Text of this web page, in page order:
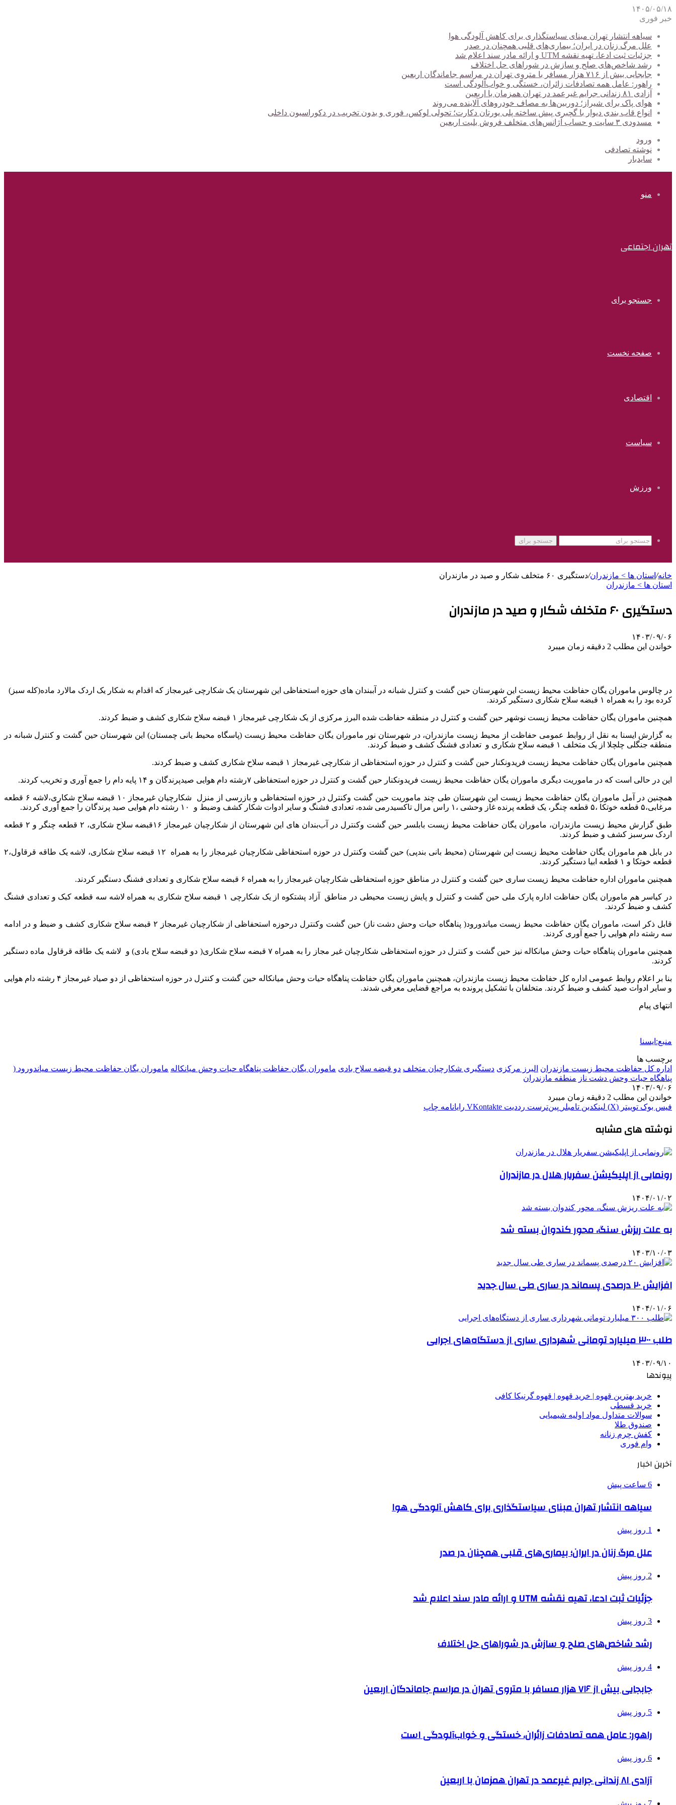
۱۴۰۵/۰۵/۱۸
خبر فوری
سیاهه انتشار تهران مبنای سیاستگذاری برای کاهش آلودگی هوا
علل مرگ زنان در ایران؛ بیماری‌های قلبی همچنان در صدر
جزئیات ثبت ادعا، تهیه نقشه UTM و ارائه مادر سند اعلام شد
رشد شاخص‌های صلح و سازش در شوراهای حل اختلاف
جابجایی بیش از ۷۱۶ هزار مسافر با متروی تهران در مراسم جاماندگان اربعین
راهور: عامل همه تصادفات زائران، خستگی و خواب‌آلودگی است
آزادی ۸۱ زندانی جرایم غیرعمد در تهران همزمان با اربعین
هوای پاک برای شیراز؛ دوربین‌ها به مصاف خودروهای آلاینده می‌روند
انواع قاب بندی دیوار با گچبری پیش ساخته پلی یورتان دکارت؛ تحولی لوکس، فوری و بدون تخریب در دکوراسیون داخلی
مسدودی ۳ سایت و حساب آژانس‌های متخلف فروش بلیت اربعین
ورود
نوشته تصادفی
سایدبار
منو
تهران اجتماعی
جستجو برای
صفحه نخست
اقتصادی
سیاست
ورزش
جستجو برای
خانه/ استان ها > مازندران/دستگیری ۶۰ متخلف شکار و صید در مازندران
استان ها > مازندران
دستگیری ۶۰ متخلف شکار و صید در مازندران
۱۴۰۳/۰۹/۰۶
خواندن این مطلب 2 دقیقه زمان میبرد
در چالوس ماموران یگان حفاظت محیط زیست این شهرستان حین گشت و کنترل شبانه در آببندان های حوزه استحفاظی این شهرستان یک شکارچی غیرمجاز که اقدام به شکار یک اردک مالارد ماده(کله سبز)
کرده بود را به همراه ۱ قبضه سلاح شکاری دستگیر کردند.
همچنین ماموران یگان حفاظت محیط زیست نوشهر حین گشت و کنترل در منطقه حفاظت شده البرز مرکزی از یک شکارچی غیرمجاز ۱ قبضه سلاح شکاری کشف و ضبط کردند.
به گزارش ایسنا به نقل از روابط عمومی حفاظت از محیط زیست مازندران، در شهرستان نور ماموران یگان حفاظت محیط زیست (پاسگاه محیط بانی چمستان) این شهرستان حین گشت و کنترل شبانه در
منطقه جنگلی چلچلا از یک متخلف ۱ قبضه سلاح شکاری و تعدادی فشنگ کشف و ضبط کردند.
همچنین ماموران یگان حفاظت محیط زیست فریدونکنار حین گشت و کنترل در حوزه استحفاظی از شکارچی غیرمجاز ۱ قبضه سلاح شکاری کشف و ضبط کردند.
این در حالی است که در ماموریت دیگری ماموران یگان حفاظت محیط زیست فریدونکنار حین گشت و کنترل در حوزه استحفاظی ۷رشته دام هوایی صیدپرندگان و ۱۴ پایه دام را جمع آوری و تخریب کردند.
همچنین در آمل ماموران یگان حفاظت محیط زیست این شهرستان طی چند ماموریت حین گشت وکنترل در حوزه استحفاظی و بازرسی از منزل شکارچیان غیرمجاز ۱۰ قبضه سلاح شکاری،لاشه ۶ قطعه
مرغابی،۵ قطعه خوتکا ،۵ قطعه چنگر، یک قطعه پرنده غاز وحشی ،۱ راس مرال تاکسیدرمی شده، تعدادی فشنگ و سایر ادوات شکار کشف وضبط و ۱۰ رشته دام هوایی صید پرندگان را جمع آوری کردند.
طبق گزارش محیط زیست مازندران، ماموران یگان حفاظت محیط زیست بابلسر حین گشت وکنترل در آب‌بندان های این شهرستان از شکارچیان غیرمجاز ۱۶قبضه سلاح شکاری، ۲ قطعه چنگر و ۲ قطعه
اردک سرسبز کشف و ضبط کردند.
در بابل هم ماموران یگان حفاظت محیط زیست این شهرستان (محیط بانی بندپی) حین گشت وکنترل در حوزه استحفاظی شکارچیان غیرمجاز را به همراه ۱۲ قبضه سلاح شکاری، لاشه یک طاقه قرقاول،۲
قطعه خوتکا و ۱ قطعه ابیا دستگیر کردند.
همچنین ماموران اداره حفاظت محیط زیست ساری حین گشت و کنترل در مناطق حوزه استحفاظی شکارچیان غیرمجاز را به همراه ۶ قبضه سلاح شکاری و تعدادی فشنگ دستگیر کردند.
در کیاسر هم ماموران یگان حفاظت اداره پارک ملی حین گشت و کنترل و پایش زیست محیطی در مناطق آزاد پشتکوه از یک شکارچی ۱ قبضه سلاح شکاری به همراه لاشه سه قطعه کبک و تعدادی فشنگ
کشف و ضبط کردند.
قابل ذکر است، ماموران یگان حفاظت محیط زیست میاندورود( پناهگاه حیات وحش دشت ناز) حین گشت وکنترل درحوزه استحفاظی از شکارچیان غیرمجاز ۲ قبضه سلاح شکاری کشف و ضبط و در ادامه
سه رشته دام هوایی را جمع آوری کردند.
همچنین ماموران پناهگاه حیات وحش میانکاله نیز حین گشت و کنترل در حوزه استحفاظی شکارچیان غیر مجاز را به همراه ۷ قبضه سلاح شکاری( دو قبضه سلاح بادی) و لاشه یک طاقه قرقاول ماده دستگیر
کردند.
بنا بر اعلام روابط عمومی اداره کل حفاظت محیط زیست مازندران، همچنین ماموران یگان حفاظت پناهگاه حیات وحش میانکاله حین گشت و کنترل در حوزه استحفاظی از دو صیاد غیرمجاز ۴ رشته دام هوایی
و سایر ادوات صید کشف و ضبط کردند. متخلفان با تشکیل پرونده به مراجع قضایی معرفی شدند.
انتهای پیام
منبع:ایسنا
برچسب ها
اداره کل حفاظت محیط زیست مازندران البرز مرکزی دستگیری شکارچیان متخلف دو قبضه سلاح بادی ماموران یگان حفاظت پناهگاه حیات وحش میانکاله ماموران یگان حفاظت محیط زیست میاندورود (
پناهگاه حیات وحش دشت ناز منطقه مازندران
۱۴۰۳/۰۹/۰۶
خواندن این مطلب 2 دقیقه زمان میبرد
فیس بوک توییتر (X) لینکدین ‫تامبلر ‫پین‌ترست ‫رددیت ‫VKontakte رایانامه چاپ
نوشته های مشابه
رونمایی از اپلیکیشن سفریار هلال در مازندران
۱۴۰۴/۰۱/۰۲
به علت ریزش سنگ، محور کندوان بسته شد
۱۴۰۳/۱۰/۰۳
افزایش ۲۰ درصدی پسماند در ساری طی سال جدید
۱۴۰۴/۰۱/۰۶
طلب ۳۰۰ میلیارد تومانی شهرداری ساری از دستگاه‌های اجرایی
۱۴۰۳/۰۹/۱۰
پیوندها
خرید بهترین قهوه | خرید قهوه | قهوه گرنیکا کافی
خرید قسطی
سوالات متداول مواد اولیه شیمیایی
صندوق طلا
کفش چرم زنانه
وام فوری
آخرین اخبار
6 ساعت پیش
سیاهه انتشار تهران مبنای سیاستگذاری برای کاهش آلودگی هوا
1 روز پیش
علل مرگ زنان در ایران؛ بیماری‌های قلبی همچنان در صدر
2 روز پیش
جزئیات ثبت ادعا، تهیه نقشه UTM و ارائه مادر سند اعلام شد
3 روز پیش
رشد شاخص‌های صلح و سازش در شوراهای حل اختلاف
4 روز پیش
جابجایی بیش از ۷۱۶ هزار مسافر با متروی تهران در مراسم جاماندگان اربعین
5 روز پیش
راهور: عامل همه تصادفات زائران، خستگی و خواب‌آلودگی است
6 روز پیش
آزادی ۸۱ زندانی جرایم غیرعمد در تهران همزمان با اربعین
7 روز پیش